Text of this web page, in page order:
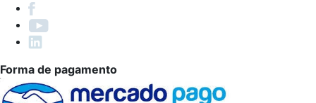
Forma de pagamento